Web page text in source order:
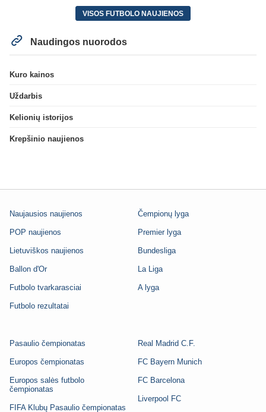
VISOS FUTBOLO NAUJIENOS
Naudingos nuorodos
Kuro kainos
Uždarbis
Kelionių istorijos
Krepšinio naujienos
Naujausios naujienos
POP naujienos
Lietuviškos naujienos
Ballon d'Or
Futbolo tvarkarasciai
Futbolo rezultatai
Čempionų lyga
Premier lyga
Bundesliga
La Liga
A lyga
Pasaulio čempionatas
Europos čempionatas
Europos salės futbolo
čempionatas
FIFA Klubų Pasaulio čempionatas
Real Madrid C.F.
FC Bayern Munich
FC Barcelona
Liverpool FC